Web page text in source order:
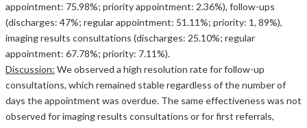
appointment: 75.98%; priority appointment: 2.36%), follow-ups
(discharges: 47%; regular appointment: 51.11%; priority: 1, 89%),
imaging results consultations (discharges: 25.10%; regular
appointment: 67.78%; priority: 7.11%).
Discussion: We observed a high resolution rate for follow-up
consultations, which remained stable regardless of the number of
days the appointment was overdue. The same effectiveness was not
observed for imaging results consultations or for first referrals,